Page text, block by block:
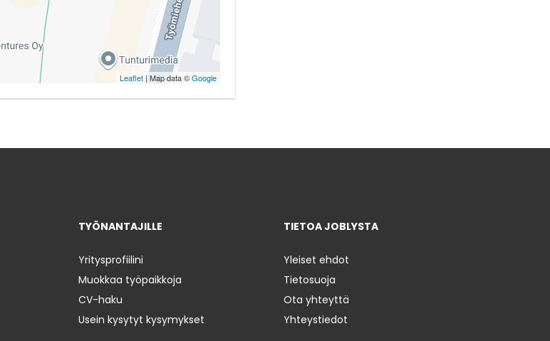
Leaflet | Map data ©Google
TYÖNANTAJILLE
Yritysprofiilini
Muokkaa työpaikkoja
CV-haku
Usein kysytyt kysymykset
TIETOA JOBLYSTA
Yleiset ehdot
Tietosuoja
Ota yhteyttä
Yhteystiedot